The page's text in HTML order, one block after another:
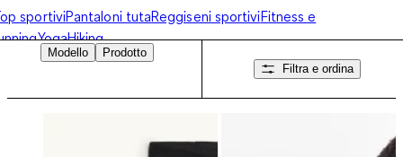
sportiviPantaloni tutaReggiseni sportiviFitness e
YogaHiking
Modello
Prodotto
Filtra e ordina